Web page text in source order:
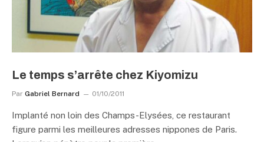
Le temps s’arrête chez Kiyomizu
Par Gabriel Bernard 01/10/2011
Implanté non loin des Champs-Elysées, ce restaurant
figure parmi les meilleures adresses nippones de Paris.